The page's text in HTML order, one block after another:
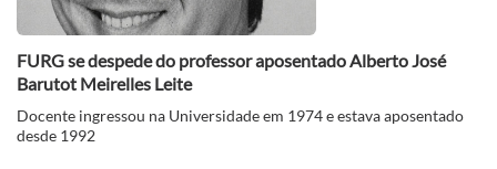
FURG se despede do professor aposentado Alberto José
Barutot Meirelles Leite
Docente ingressou na Universidade em 1974 e estava aposentado
desde 1992